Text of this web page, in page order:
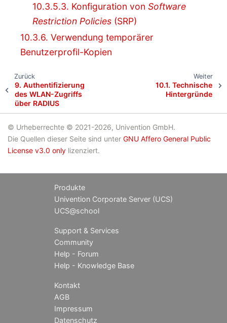
10.3.5.3. Konfiguration von Software
Restriction Policies (SRP)
10.3.6. Verwendung temporärer
Benutzerprofil-Kopien
Zurück
9. Authentifizierung
des WLAN-Zugriffs
über RADIUS
Weiter
10.1.Technische
Hintergründe
© Urheberrechte © 2021-2026, Univention GmbH.
Die Quellen dieser Seite sind unter GNU Affero General Public
License v3.0 only lizenziert.
Produkte
Univention Corporate Server (UCS)
UCS@school
Support & Services
Community
Help - Forum
Help - Knowledge Base
Kontakt
AGB
Impressum
Datenschutz